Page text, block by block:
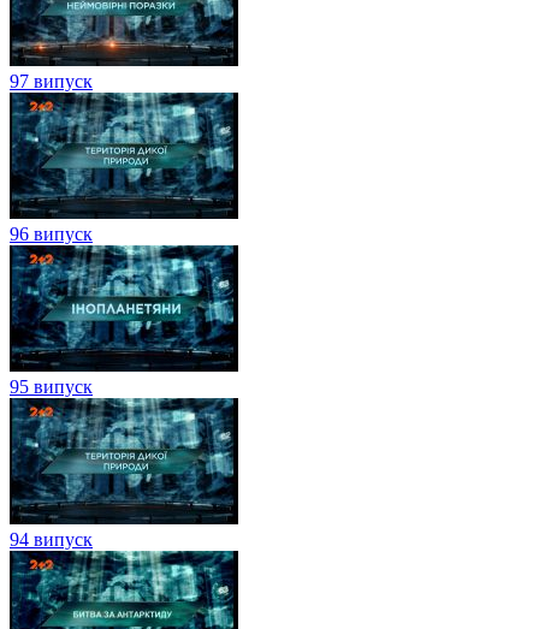
97 випуск
96 випуск
95 випуск
94 випуск